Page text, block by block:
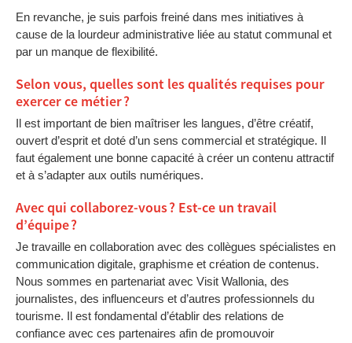
En revanche, je suis parfois freiné dans mes initiatives à
cause de la lourdeur administrative liée au statut communal et
par un manque de flexibilité.
Selon vous, quelles sont les qualités requises pour
exercer ce métier ?
Il est important de bien maîtriser les langues, d’être créatif,
ouvert d’esprit et doté d’un sens commercial et stratégique. Il
faut également une bonne capacité à créer un contenu attractif
et à s’adapter aux outils numériques.
Avec qui collaborez-vous ? Est-ce un travail
d’équipe ?
Je travaille en collaboration avec des collègues spécialistes en
communication digitale, graphisme et création de contenus.
Nous sommes en partenariat avec Visit Wallonia, des
journalistes, des influenceurs et d’autres professionnels du
tourisme. Il est fondamental d’établir des relations de
confiance avec ces partenaires afin de promouvoir